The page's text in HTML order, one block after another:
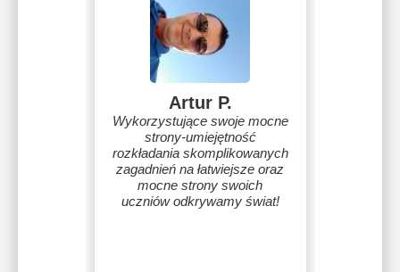
Artur P.
Wykorzystujące swoje mocne
strony-umiejętność
rozkładania skomplikowanych
zagadnień na łatwiejsze oraz
mocne strony swoich
uczniów odkrywamy świat!